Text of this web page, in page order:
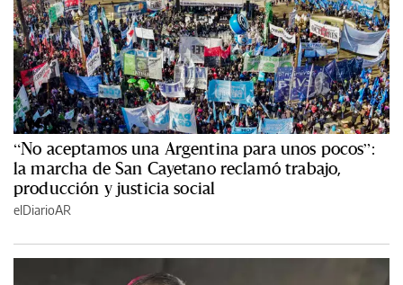
“No aceptamos una Argentina para unos pocos”:
la marcha de San Cayetano reclamó trabajo,
producción y justicia social
elDiarioAR